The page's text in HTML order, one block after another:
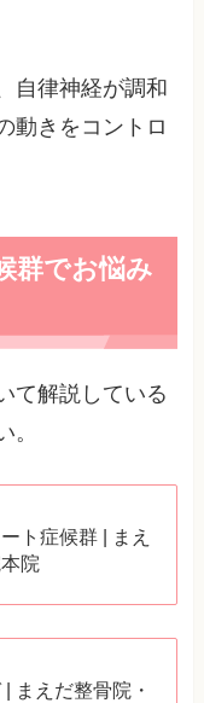
自律神経が調和
動きをコントロ
群でお悩み
て解説している
。
ト症候群 | まえ
院
まえだ整骨院・